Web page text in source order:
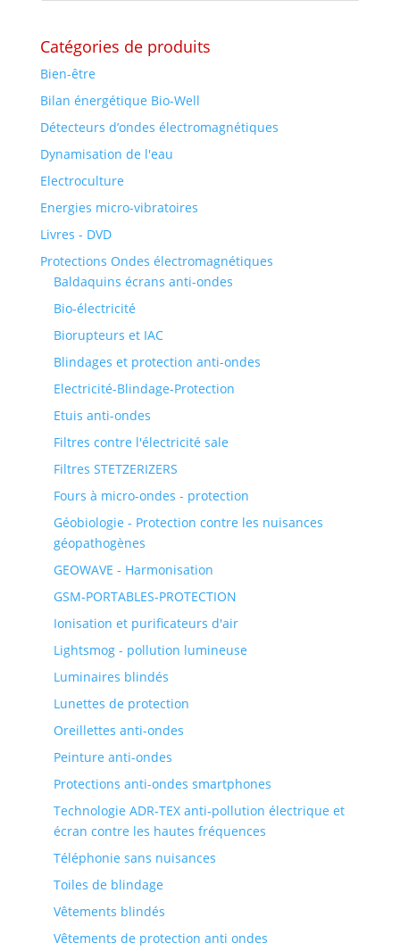
Catégories de produits
Bien-être
Bilan énergétique Bio-Well
Détecteurs d’ondes électromagnétiques
Dynamisation de l'eau
Electroculture
Energies micro-vibratoires
Livres - DVD
Protections Ondes électromagnétiques
Baldaquins écrans anti-ondes
Bio-électricité
Biorupteurs et IAC
Blindages et protection anti-ondes
Electricité-Blindage-Protection
Etuis anti-ondes
Filtres contre l'électricité sale
Filtres STETZERIZERS
Fours à micro-ondes - protection
Géobiologie - Protection contre les nuisances
géopathogènes
GEOWAVE - Harmonisation
GSM-PORTABLES-PROTECTION
Ionisation et purificateurs d'air
Lightsmog - pollution lumineuse
Luminaires blindés
Lunettes de protection
Oreillettes anti-ondes
Peinture anti-ondes
Protections anti-ondes smartphones
Technologie ADR-TEX anti-pollution électrique et
écran contre les hautes fréquences
Téléphonie sans nuisances
Toiles de blindage
Vêtements blindés
Vêtements de protection anti ondes